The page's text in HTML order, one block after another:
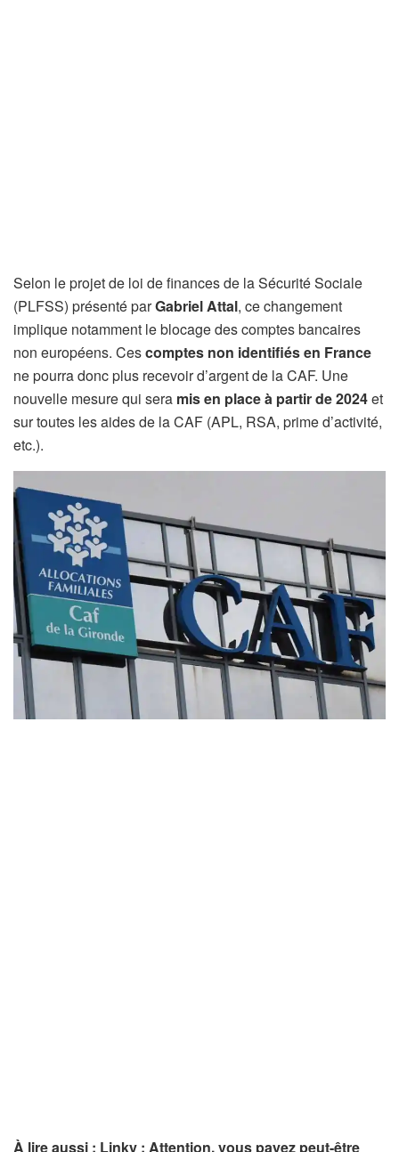
Selon le projet de loi de finances de la Sécurité Sociale
(PLFSS) présenté parGabriel Attal, ce changement
implique notamment le blocage des comptes bancaires
non européens. Cescomptes non identifiés en France
ne pourra donc plus recevoir d’argent de la CAF. Une
nouvelle mesure qui sera mis en place à partir de 2024et
sur toutes les aides de la CAF (APL, RSA, prime d’activité,
etc.).
À lire aussi : Linky : Attention, vous payez peut-être